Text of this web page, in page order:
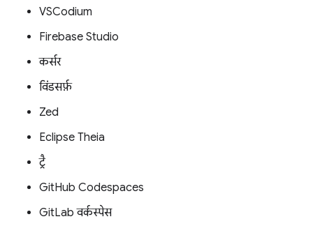
VSCodium
Firebase Studio
कर्सर
विंडसर्फ़
Zed
Eclipse Theia
ट्रै
GitHub Codespaces
GitLab वर्कस्पेस